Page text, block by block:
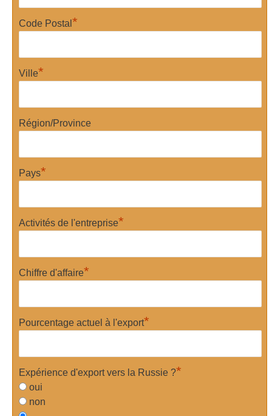
Code Postal *
Ville*
Région/Province
Pays*
Activités de l'entreprise*
Chiffre d'affaire*
Pourcentage actuel à l'export*
Expérience d'export vers la Russie ?*
oui
non